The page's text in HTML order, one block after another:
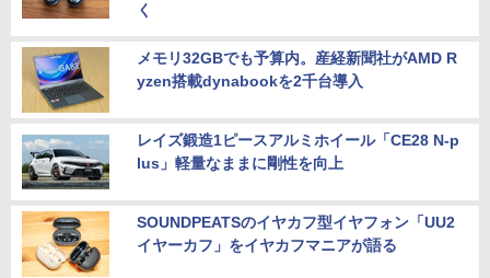
く
メモリ32GBでも予算内。産経新聞社がAMD R
yzen搭載dynabookを2千台導入
レイズ鍛造1ピースアルミホイール「CE28 N-p
lus」軽量なままに剛性を向上
SOUNDPEATSのイヤカフ型イヤフォン「UU2
イヤーカフ」をイヤカフマニアが語る